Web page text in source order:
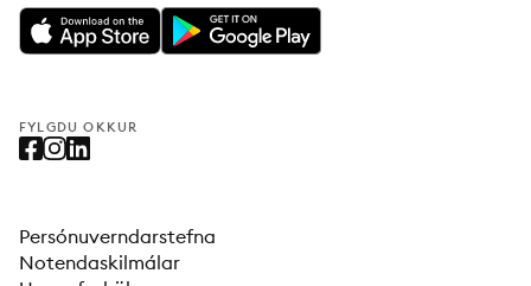
FYLGDU OKKUR
Persónuverndarstefna
Notendaskilmálar